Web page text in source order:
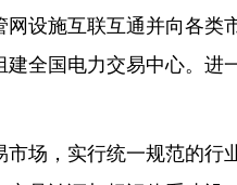
设施互联互通并向各类
全国电力交易中心。进
场，实行统一规范的行